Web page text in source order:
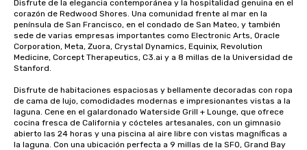
Disfrute de la elegancia contemporánea y la hospitalidad genuina en el
corazón de Redwood Shores. Una comunidad frente al mar en la
península de San Francisco, en el condado de San Mateo, y también
sede de varias empresas importantes como Electronic Arts, Oracle
Corporation, Meta, Zuora, Crystal Dynamics, Equinix, Revolution
Medicine, Corcept Therapeutics, C3.ai y a 8 millas de la Universidad de
Stanford.
Disfrute de habitaciones espaciosas y bellamente decoradas con ropa
de cama de lujo, comodidades modernas e impresionantes vistas a la
laguna. Cene en el galardonado Waterside Grill + Lounge, que ofrece
cocina fresca de California y cócteles artesanales, con un gimnasio
abierto las 24 horas y una piscina al aire libre con vistas magníficas a
la laguna. Con una ubicación perfecta a 9 millas de la SFO, Grand Bay